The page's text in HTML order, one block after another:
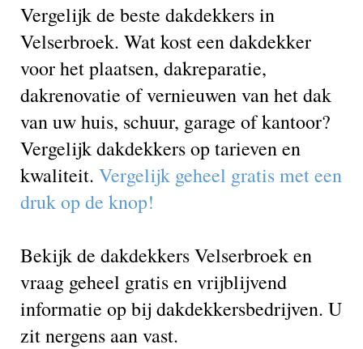
Vergelijk de beste dakdekkers in
Velserbroek. Wat kost een dakdekker
voor het plaatsen, dakreparatie,
dakrenovatie of vernieuwen van het dak
van uw huis, schuur, garage of kantoor?
Vergelijk dakdekkers op tarieven en
kwaliteit. Vergelijk geheel gratis met een
druk op de knop!
Bekijk de dakdekkers Velserbroek en
vraag geheel gratis en vrijblijvend
informatie op bij dakdekkersbedrijven. U
zit nergens aan vast.